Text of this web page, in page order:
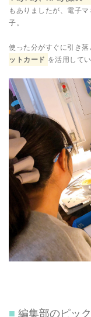
もありましたが、電子マ
子。
使った分がすぐに引き
ットカード を活用して
編集部のピッ